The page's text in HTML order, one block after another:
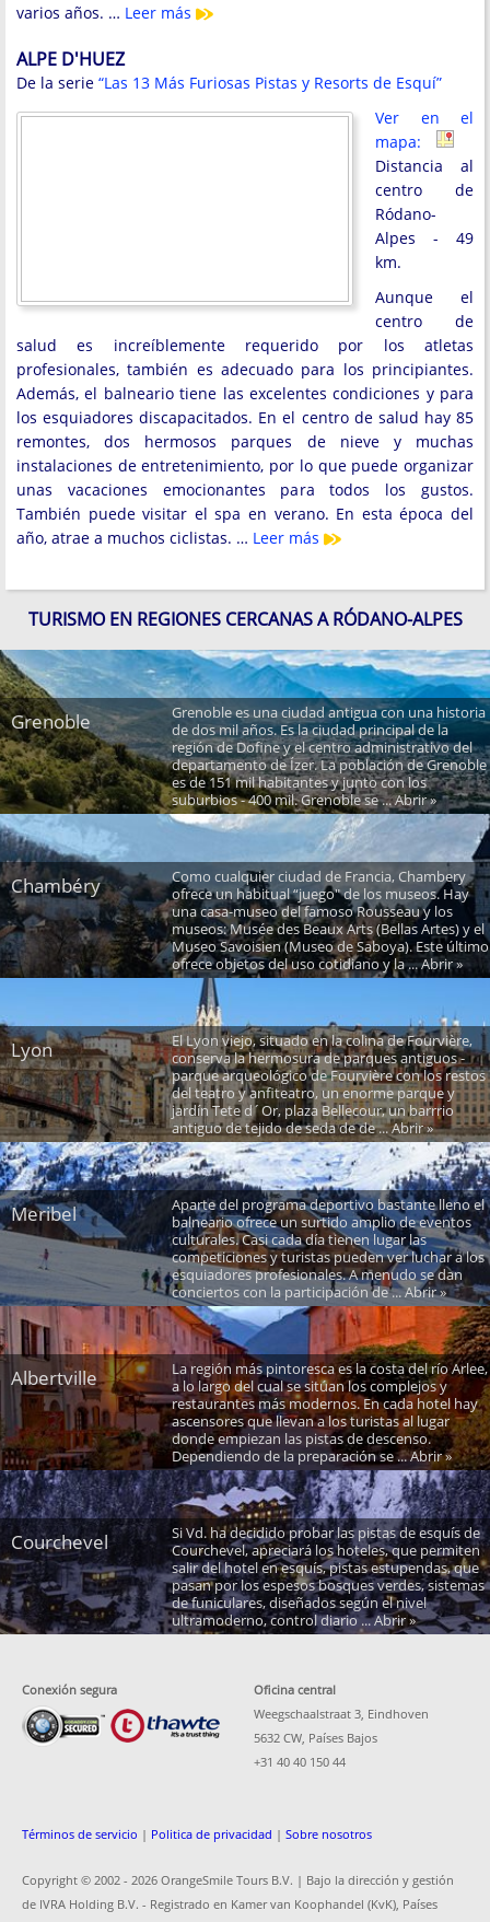
varios años. … Leer más
ALPE D'HUEZ
De la serie “Las 13 Más Furiosas Pistas y Resorts de Esquí”
Ver en el
mapa:
Distancia al
centro de
Ródano-
Alpes - 49
km.
Aunque el
centro de
salud es increíblemente requerido por los atletas
profesionales, también es adecuado para los principiantes.
Además, el balneario tiene las excelentes condiciones y para
los esquiadores discapacitados. En el centro de salud hay 85
remontes, dos hermosos parques de nieve y muchas
instalaciones de entretenimiento, por lo que puede organizar
unas vacaciones emocionantes para todos los gustos.
También puede visitar el spa en verano. En esta época del
año, atrae a muchos ciclistas. … Leer más
TURISMO EN REGIONES CERCANAS A RÓDANO-ALPES
Grenoble
Grenoble es una ciudad antigua con una historia
de dos mil años. Es la ciudad principal de la
región de Dofine y el centro administrativo del
departamento de Ízer. La población de Grenoble
es de 151 mil habitantes y junto con los
suburbios - 400 mil. Grenoble se ... Abrir »
Chambéry
Como cualquier ciudad de Francia, Chambery
ofrece un habitual “juego" de los museos. Hay
una casa-museo del famoso Rousseau y los
museos: Musée des Beaux Arts (Bellas Artes) y el
Museo Savoisien (Museo de Saboya). Este último
ofrece objetos del uso cotidiano y la ... Abrir »
Lyon
El Lyon viejo, situado en la colina de Fourvière,
conserva la hermosura de parques antiguos -
parque arqueológico de Fourvière con los restos
del teatro y anfiteatro, un enorme parque y
jardín Tete d´Or, plaza Bellecour, un barrrio
antiguo de tejido de seda de de ... Abrir »
Meribel
Aparte del programa deportivo bastante lleno el
balneario ofrece un surtido amplio de eventos
culturales. Casi cada día tienen lugar las
competiciones y turistas pueden ver luchar a los
esquiadores profesionales. A menudo se dan
conciertos con la participación de ... Abrir »
Albertville
La región más pintoresca es la costa del río Arlee,
a lo largo del cual se sitúan los complejos y
restaurantes más modernos. En cada hotel hay
ascensores que llevan a los turistas al lugar
donde empiezan las pistas de descenso.
Dependiendo de la preparación se ... Abrir »
Courchevel
Si Vd. ha decidido probar las pistas de esquís de
Courchevel, apreciará los hoteles, que permiten
salir del hotel en esquís, pistas estupendas, que
pasan por los espesos bosques verdes, sistemas
de funiculares, diseñados según el nivel
ultramoderno, control diario ... Abrir »
Conexión segura
Oficina central
Weegschaalstraat 3, Eindhoven
5632 CW, Países Bajos
+31 40 40 150 44
Términos de servicio | Politica de privacidad | Sobre nosotros
Copyright © 2002 - 2026 OrangeSmile Tours B.V. | Bajo la dirección y gestión
de IVRA Holding B.V. - Registrado en Kamer van Koophandel (KvK), Países